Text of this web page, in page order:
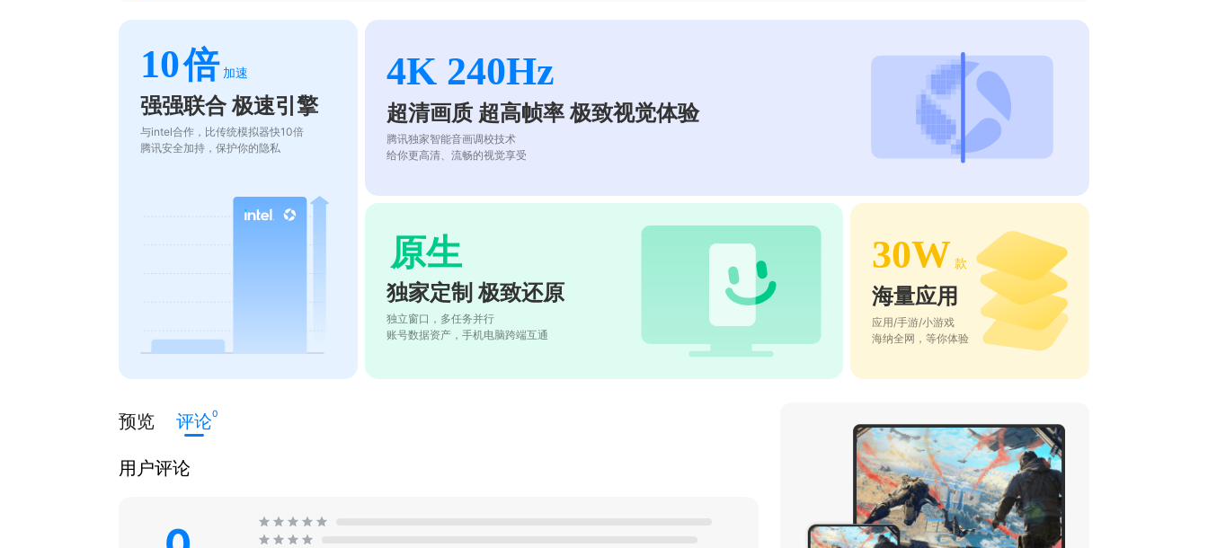
10倍 加速
强强联合 极速引擎
与intel合作，比传统模拟器快10倍
腾讯安全加持，保护你的隐私
4K 240Hz
超清画质 超高帧率 极致视觉体验
腾讯独家智能音画调校技术
给你更高清、流畅的视觉享受
原生
独家定制 极致还原
独立窗口，多任务并行
账号数据资产，手机电脑跨端互通
30W 款
海量应用
应用/手游/小游戏
海纳全网，等你体验
预览 评论0
用户评论